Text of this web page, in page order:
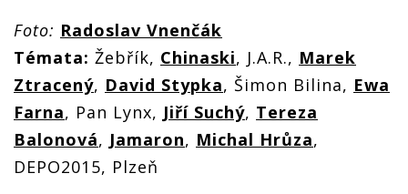
Foto: Radoslav Vnenčák
Témata: Žebřík, Chinaski, J.A.R., Marek
Ztracený, David Stypka, Šimon Bilina, Ewa
Farna, Pan Lynx, Jiří Suchý, Tereza
Balonová, Jamaron, Michal Hrůza,
DEPO2015, Plzeň